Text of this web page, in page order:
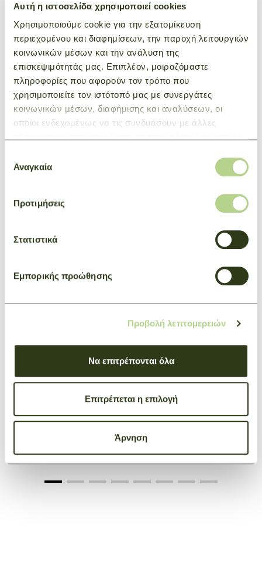
Αυτή η ιστοσελίδα χρησιμοποιεί cookies
Χρησιμοποιούμε cookie για την εξατομίκευση
περιεχομένου και διαφημίσεων, την παροχή λειτουργιών
κοινωνικών μέσων και την ανάλυση της
επισκεψιμότητάς μας. Επιπλέον, μοιραζόμαστε
πληροφορίες που αφορούν τον τρόπο που
χρησιμοποιείτε τον ιστότοπό μας με συνεργάτες
κοινωνικών μέσων, διαφήμισης και αναλύσεων, οι
οποίοι ενδεχομένως να τις συνδυάσουν με άλλες
των υπηρεσιών τους.
συγκατάθεσης
Αναγκαία
Προτιμήσεις
Στατιστικά
Εμπορικής προώθησης
Προβολή λεπτομερειών
Να επιτρέπονται όλα
Επιτρέπεται η επιλογή
Άρνηση
εκλεπτυσμένη εμφάνιση. Ο δίχρωμος καμβάς είναι
διακοσμημένος με ρωσική δερμάτινη επένδυση για πλούσιο
τρισδιάστατο αποτέλεσμα.
ΜΠΟΡΕΙ ΕΠΙΣΗΣ ΝΑ ΣΑΣ
ΕΝΔΙΑΦΕΡΕΙ
Carry-on S Suitcase LGP Travel
€ 580,00